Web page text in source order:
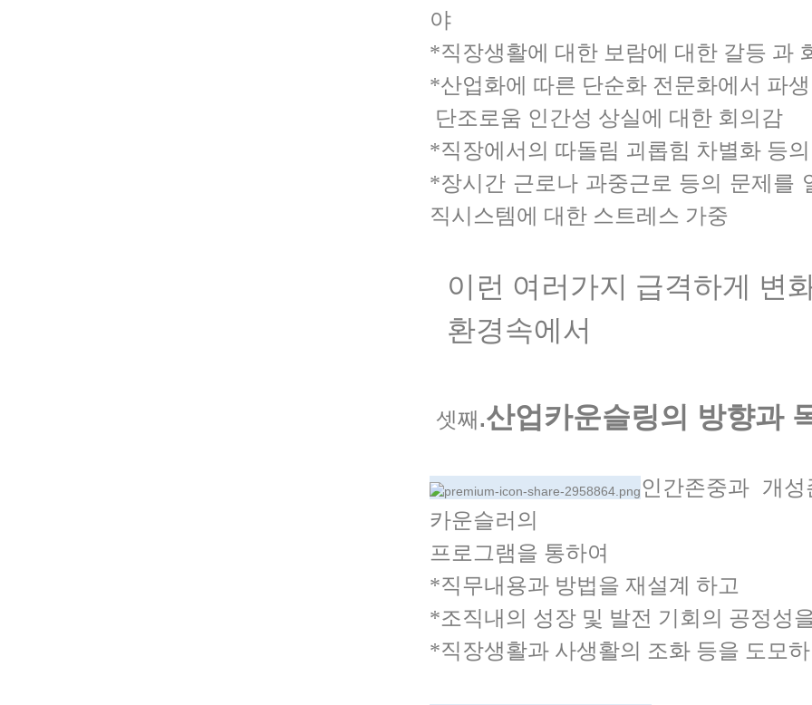
야
*직장생활에 대한 보람에 대한 갈등 과
*산업화에 따른 단순화 전문화에서 파
단조로움 인간성 상실에 대한 회의감
*직장에서의 따돌림 괴롭힘 차별화 등
*장시간 근로나 과중근로 등의 문제를
직시스템에 대한 스트레스 가중
이런 여러가지 급격하게 변
환경속에서
셋째 .산업카운슬링의 방향과
인간존중과 개
카운슬러의
프로그램을 통하여
*직무내용과 방법을 재설계 하고
*조직내의 성장 및 발전 기회의 공정성
*직장생활과 사생활의 조화 등을 도모하